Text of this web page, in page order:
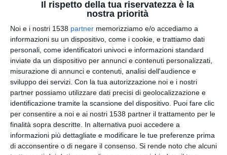
Il rispetto della tua riservatezza è la
nostra priorità
Noi e i nostri 1538 partner memorizziamo e/o accediamo a
informazioni su un dispositivo, come i cookie, e trattiamo dati
personali, come identificatori univoci e informazioni standard
inviate da un dispositivo per annunci e contenuti personalizzati,
misurazione di annunci e contenuti, analisi dell'audience e
sviluppo dei servizi. Con la tua autorizzazione noi e i nostri
partner possiamo utilizzare dati precisi di geolocalizzazione e
identificazione tramite la scansione del dispositivo. Puoi fare clic
per consentire a noi e ai nostri 1538 partner il trattamento per le
finalità sopra descritte. In alternativa puoi accedere a
informazioni più dettagliate e modificare le tue preferenze prima
di acconsentire o di negare il consenso. Si rende noto che alcuni
Riempi il tuo cuore di felicità.